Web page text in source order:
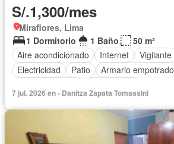
S/.1,300/mes
Miraflores, Lima
1 Dormitorio
1 Baño
50 m²
Aire acondicionado
Internet Vigilante
Electricidad
Patio Armario empotrado
7 jul. 2026 en - Danitza Zapata Tomassini